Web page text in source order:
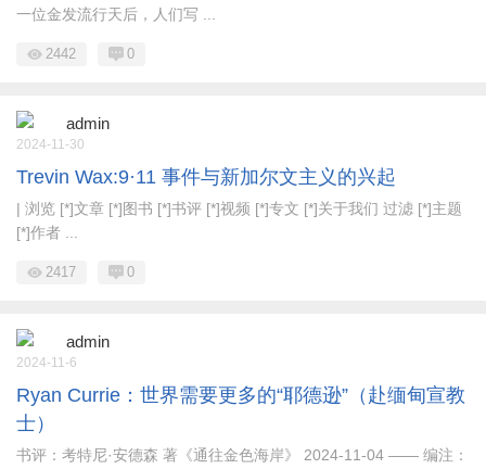
一位金发流行天后，人们写 ...
2442 0
admin
2024-11-30
Trevin Wax:9·11 事件与新加尔文主义的兴起
| 浏览 [*]文章 [*]图书 [*]书评 [*]视频 [*]专文 [*]关于我们 过滤 [*]主题
[*]作者 ...
2417 0
admin
2024-11-6
Ryan Currie：世界需要更多的“耶德逊”（赴缅甸宣教
士）
书评：考特尼·安德森 著《通往金色海岸》 2024-11-04 —— 编注：